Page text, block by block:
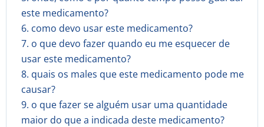
este medicamento?
6. como devo usar este medicamento?
7. o que devo fazer quando eu me esquecer de
usar este medicamento?
8. quais os males que este medicamento pode me
causar?
9. o que fazer se alguém usar uma quantidade
maior do que a indicada deste medicamento?